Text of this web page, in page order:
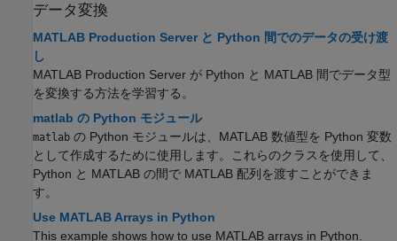
データ変換
MATLAB Production Server と Python 間でのデータの受け渡
し
MATLAB Production Server が Python と MATLAB 間でデータ型
を変換する方法を学習する。
matlab の Python モジュール
matlab の Python モジュールは、MATLAB 数値型を Python 変数
として作成するために使用します。これらのクラスを使用して、
Python と MATLAB の間で MATLAB 配列を渡すことができま
す。
Use MATLAB Arrays in Python
This example shows how to use MATLAB arrays in Python.